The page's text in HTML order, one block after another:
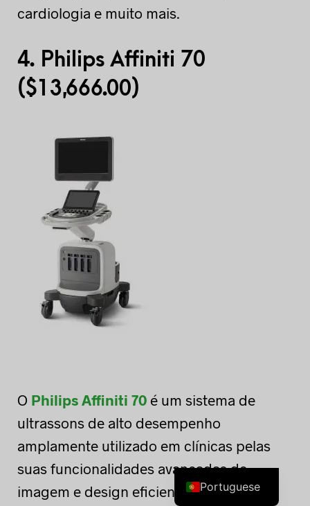
cardiologia e muito mais.
4. Philips Affiniti 70
($13,666.00)
O Philips Affiniti 70 é um sistema de
ultrassons de alto desempenho
amplamente utilizado em clínicas pelas
suas funcionalidades avançadas de
imagem e design eficiente de fluxo de
Portuguese